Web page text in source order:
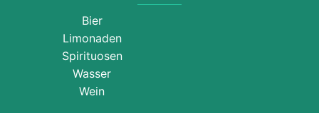
Bier
Limonaden
Spirituosen
Wasser
Wein